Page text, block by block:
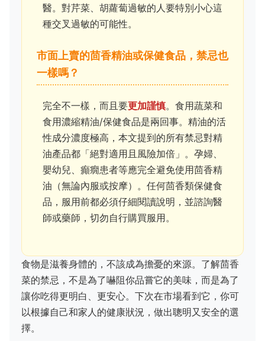
醫。對芹菜、胡蘿蔔過敏的人要特別小心這
種交叉過敏的可能性。
市面上賣的茴香精油或保健食品，禁忌也
一樣嗎？
完全不一樣，而且要更加謹慎。食用蔬菜和
食用濃縮精油/保健食品是兩回事。精油的活
性成分濃度極高，本文提到的所有禁忌對精
油產品都「絕對適用且風險加倍」。孕婦、
嬰幼兒、癲癇患者等應完全避免使用茴香精
油（無論內服或按摩）。任何茴香類保健食
品，服用前都必須仔細閱讀說明，並諮詢醫
師或藥師，切勿自行購買服用。
食物是滋養身體的，不該成為擔憂的來源。了解茴香
菜的禁忌，不是為了嚇阻你品嘗它的美味，而是為了
讓你吃得更明白、更安心。下次在市場看到它，你可
以根據自己和家人的健康狀況，做出聰明又安全的選
擇。